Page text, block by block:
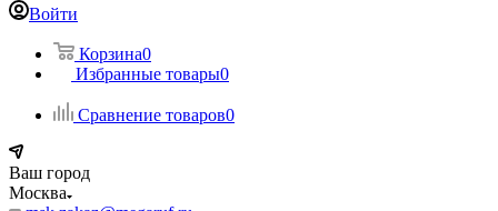
Войти
Корзина0
Избранные товары0
Сравнение товаров0
Ваш город
Москва